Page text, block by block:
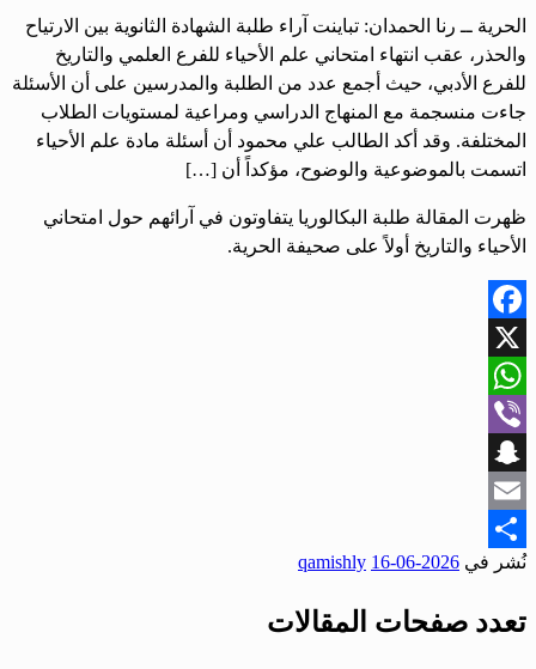
الحرية ــ رنا الحمدان: تباينت آراء طلبة الشهادة الثانوية بين الارتياح
والحذر، عقب انتهاء امتحاني علم الأحياء للفرع العلمي والتاريخ
للفرع الأدبي، حيث أجمع عدد من الطلبة والمدرسين على أن الأسئلة
جاءت منسجمة مع المنهاج الدراسي ومراعية لمستويات الطلاب
المختلفة. وقد أكد الطالب علي محمود أن أسئلة مادة علم الأحياء
اتسمت بالموضوعية والوضوح، مؤكداً أن […]
ظهرت المقالة طلبة البكالوريا يتفاوتون في آرائهم حول امتحاني
الأحياء والتاريخ أولاً على صحيفة الحرية.
Facebook
X
WhatsApp
Viber
Snapchat
Email
Share
نُشر في 2026-06-16
qamishly
تعدد صفحات المقالات